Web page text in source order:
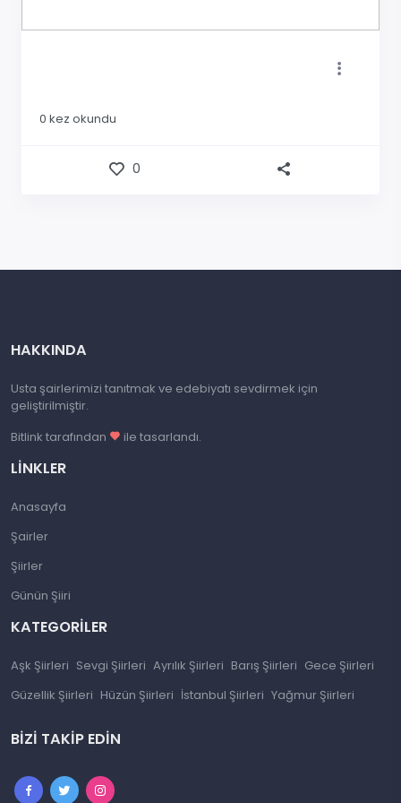
0 kez okundu
0
HAKKINDA
Usta şairlerimizi tanıtmak ve edebiyatı sevdirmek için
geliştirilmiştir.
Bitlink tarafından
ile tasarlandı.
LINKLER
Anasayfa
Şairler
Şiirler
Günün Şiiri
KATEGORILER
Aşk Şiirleri Sevgi Şiirleri Ayrılık Şiirleri Barış Şiirleri Gece Şiirleri
Güzellik Şiirleri Hüzün Şiirleri İstanbul Şiirleri Yağmur Şiirleri
BIZI TAKIP EDIN